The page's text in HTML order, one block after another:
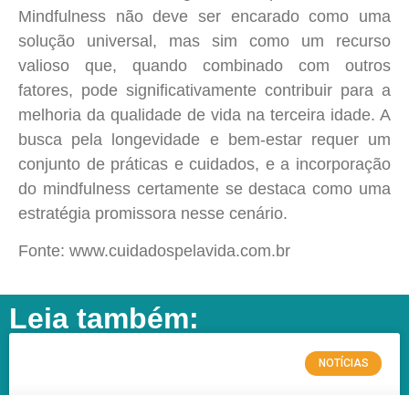
Mindfulness não deve ser encarado como uma
solução universal, mas sim como um recurso
valioso que, quando combinado com outros
fatores, pode significativamente contribuir para a
melhoria da qualidade de vida na terceira idade. A
busca pela longevidade e bem-estar requer um
conjunto de práticas e cuidados, e a incorporação
do mindfulness certamente se destaca como uma
estratégia promissora nesse cenário.
Fonte: www.cuidadospelavida.com.br
Leia também:
NOTÍCIAS